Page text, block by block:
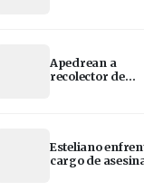
Apedrean a
recolector de
Esteliano
cargo de